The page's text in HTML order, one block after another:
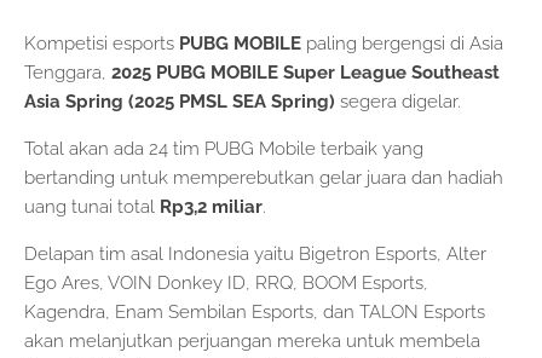
Kompetisi esports PUBG MOBILE paling bergengsi di Asia
Tenggara, 2025 PUBG MOBILE Super League Southeast
Asia Spring (2025 PMSL SEA Spring) segera digelar.
Total akan ada 24 tim PUBG Mobile terbaik yang
bertanding untuk memperebutkan gelar juara dan hadiah
uang tunai total Rp3,2 miliar.
Delapan tim asal Indonesia yaitu Bigetron Esports, Alter
Ego Ares, VOIN Donkey ID, RRQ, BOOM Esports,
Kagendra, Enam Sembilan Esports, dan TALON Esports
akan melanjutkan perjuangan mereka untuk membela